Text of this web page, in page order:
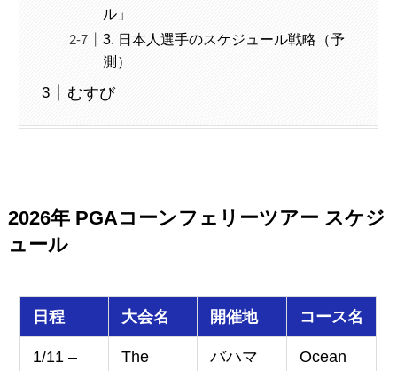
ル」
3. 日本人選手のスケジュール戦略（予
測）
むすび
2026年 PGAコーンフェリーツアー スケジ
ュール
日程 大会名 開催地 コース名
1/11 –
The
バハマ
Ocean